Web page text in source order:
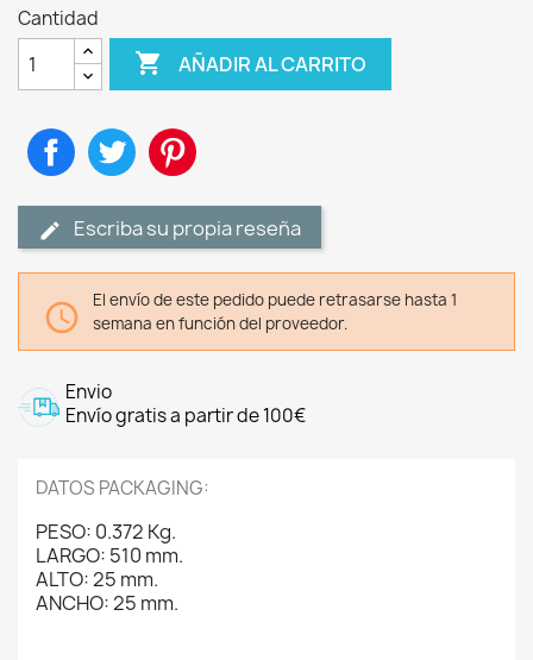
Cantidad
 AÑADIR AL CARRITO
CompartirTuitear
Escriba su propia reseña

El envío de este pedido puede retrasarse hasta 1
semana en función del proveedor.
Envio
Envío gratis a partir de 100€
DATOS PACKAGING:
PESO: 0.372 Kg.
LARGO: 510 mm.
ALTO: 25 mm.
ANCHO: 25 mm.